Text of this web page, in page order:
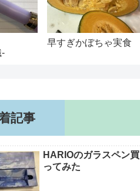
-
早すぎかぼちゃ実食
記事
HARIOのガラスペン買
ってみた